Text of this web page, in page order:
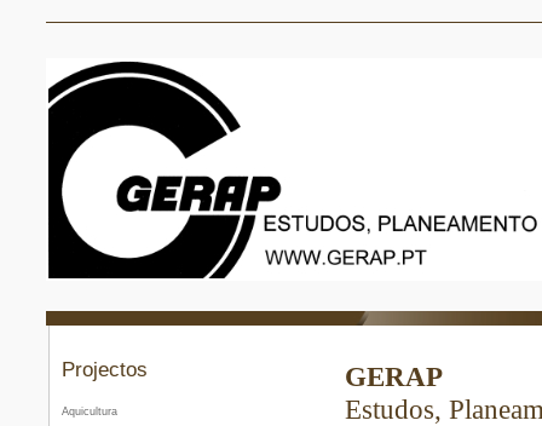
Projectos
Aquicultura
GERAP
Estudos,